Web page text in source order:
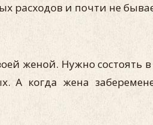
расходов и почти не
женой. Нужно состоять
А когда жена